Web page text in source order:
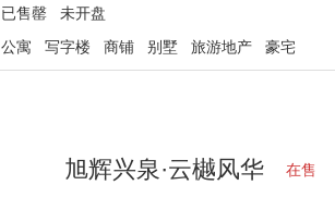
已售罄
未开盘
公寓 写字楼 商铺 别墅 旅游地产 豪宅
旭辉兴泉·云樾风华 在售